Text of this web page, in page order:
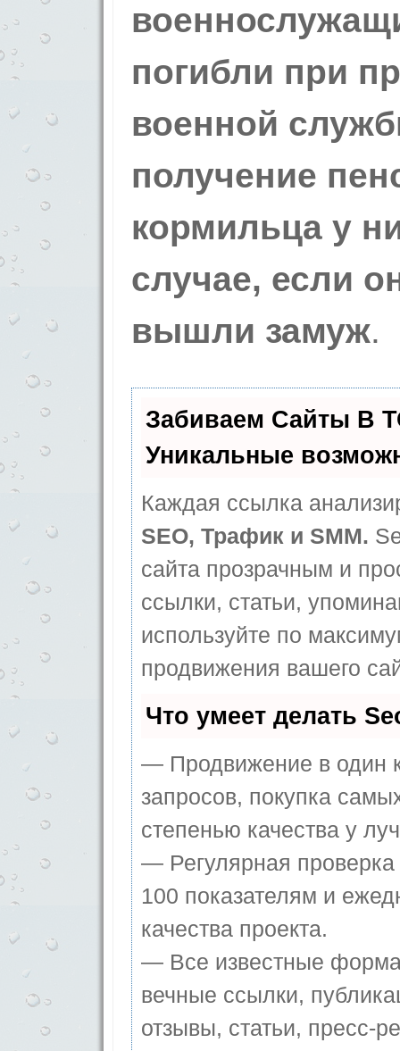
погибли при
военной
получение
кормильца у
случае, если
вышли замуж.
Забиваем Сайты В
Уникальные
Каждая ссылка
SEO, Трафик и SMM.
сайта прозрачным и
ссылки, статьи,
используйте по
продвижения вашего
Что умеет делать
— Продвижение в один
запросов, покупка
степенью качества у
— Регулярная
100 показателям и
качества проекта.
— Все известные
вечные ссылки,
отзывы, статьи, пресс-